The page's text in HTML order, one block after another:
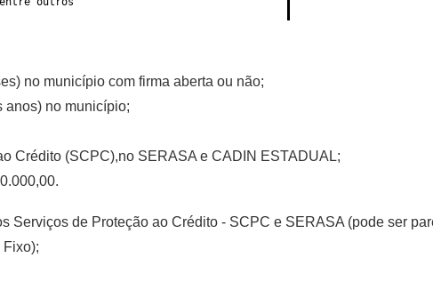
no município com firma aberta ou não;
anos) no município;
Crédito (SCPC),no SERASA e CADIN ESTADUAL;
Serviços de Proteção ao Crédito - SCPC e SERASA (pode ser